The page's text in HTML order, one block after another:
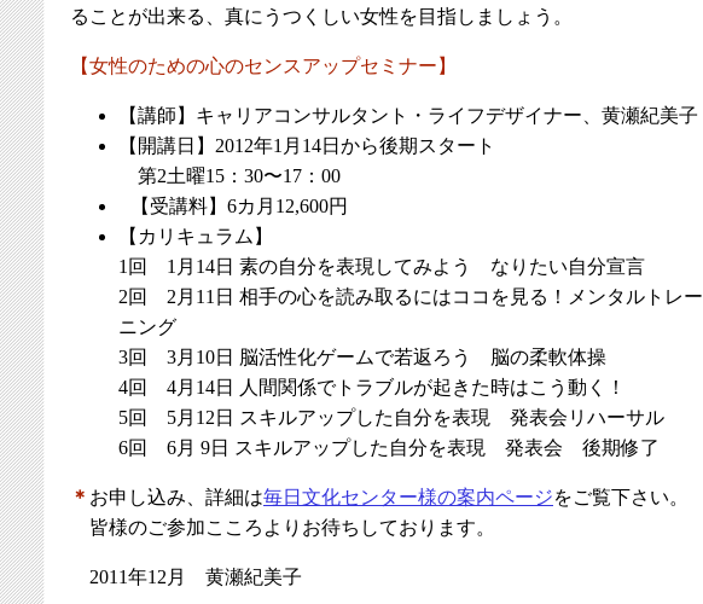
ることが出来る、真にうつくしい女性を目指しましょう。
【女性のための心のセンスアップセミナー】
【講師】キャリアコンサルタント・ライフデザイナー、黄瀬紀美子
【開講日】2012年1月14日から後期スタート
第2土曜15：30〜17：00
【受講料】6カ月12,600円
【カリキュラム】
1回 1月14日 素の自分を表現してみよう なりたい自分宣言
2回 2月11日 相手の心を読み取るにはココを見る！メンタルトレー
ニング
3回 3月10日 脳活性化ゲームで若返ろう 脳の柔軟体操
4回 4月14日 人間関係でトラブルが起きた時はこう動く！
5回 5月12日 スキルアップした自分を表現 発表会リハーサル
6回 6月 9日 スキルアップした自分を表現 発表会 後期修了
＊ お申し込み、詳細は毎日文化センター様の案内ページをご覧下さい。
皆様のご参加こころよりお待ちしております。
2011年12月 黄瀬紀美子